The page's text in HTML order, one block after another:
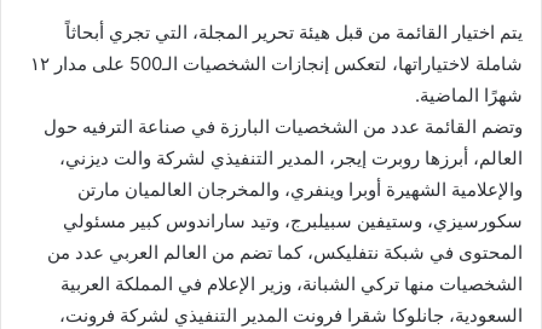
يتم اختيار القائمة من قبل هيئة تحرير المجلة، التي تجري أبحاثاً
شاملة لاختياراتها، لتعكس إنجازات الشخصيات الـ500 على مدار ١٢
شهرًا الماضية.
وتضم القائمة عدد من الشخصيات البارزة في صناعة الترفيه حول
العالم، أبرزها روبرت إيجر، المدير التنفيذي لشركة والت ديزني،
والإعلامية الشهيرة أوبرا وينفري، والمخرجان العالميان مارتن
سكورسيزي، وستيفين سبيلبرج، وتيد ساراندوس كبير مسئولي
المحتوى في شبكة نتفليكس، كما تضم من العالم العربي عدد من
الشخصيات منها تركي الشبانة، وزير الإعلام في المملكة العربية
السعودية، جانلوكا شقرا فرونت المدير التنفيذي لشركة فرونت،